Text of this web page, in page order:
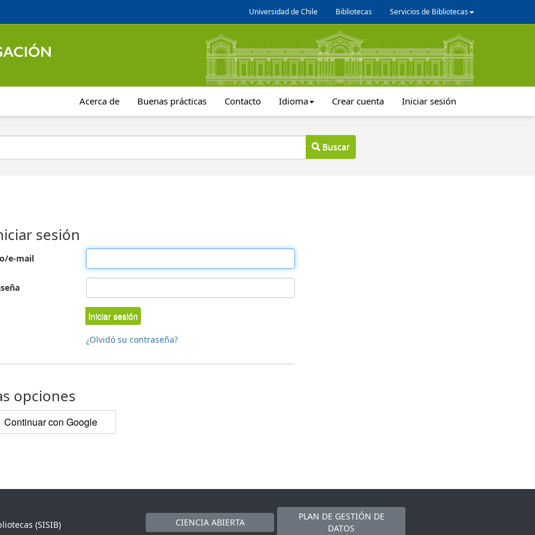
Universidad de Chile Bibliotecas Servicios de Bibliotecas
Acerca de Buenas prácticas Contacto Idioma Crear cuenta Iniciar sesión
Buscar
sesión
e-mail
Iniciar sesión
¿Olvidó su contraseña?
opciones
Continuar con Google
(SISIB)
CIENCIA ABIERTA
PLAN DE GESTIÓN DE
DATOS